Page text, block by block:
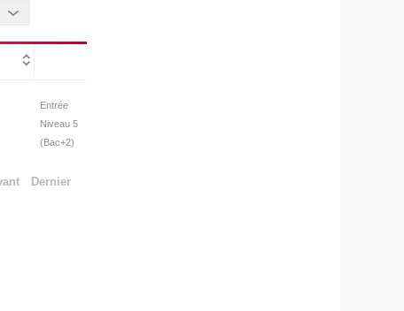
Entrée
Niveau 5
(Bac+2)
Dernier